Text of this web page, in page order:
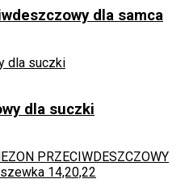
dla samca
dla suczki